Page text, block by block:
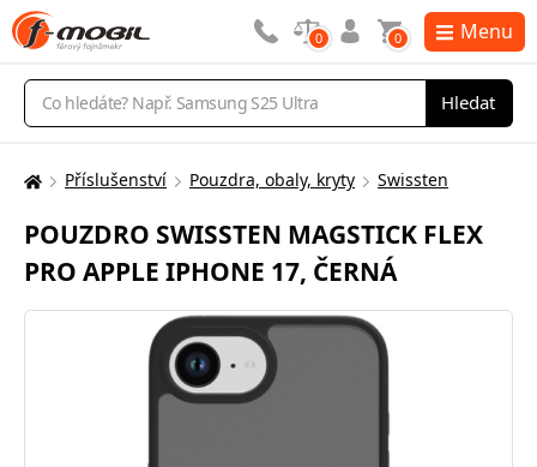
Vyhledávání
Hledat
0 0 Menu
Zde
nacházíte:
Příslušenství Pouzdra, obaly, kryty Swissten
POUZDRO SWISSTEN MAGSTICK FLEX
PRO APPLE IPHONE 17, ČERNÁ